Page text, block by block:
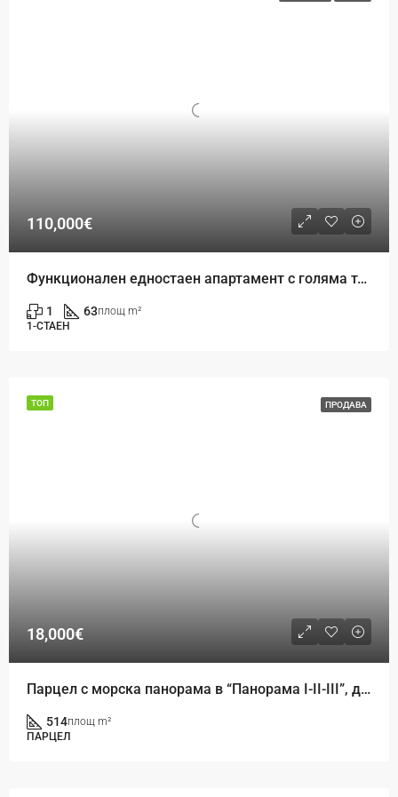
110,000€
Функционален едностаен апартамент с голяма тераса – идеален за инвестиция до Окръжна болница
1 63площ m²
1-СТАЕН
ТОП ПРОДАВА
18,000€
Парцел с морска панорама в “Панорама I-II-III”, до Златни пясъци
514площ m²
ПАРЦЕЛ